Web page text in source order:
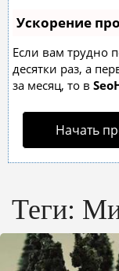
Ускорение
Если вам трудно
десятки раз, а
за месяц, то в
Начать
Теги: